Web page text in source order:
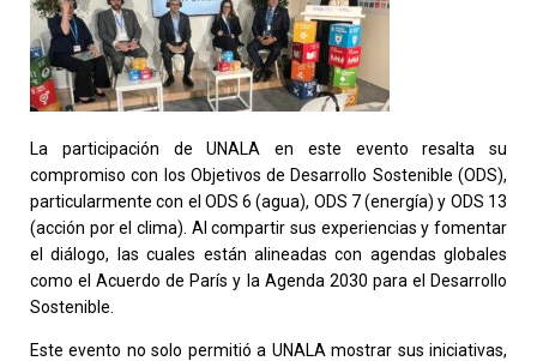
La participación de UNALA en este evento resalta su
compromiso con los Objetivos de Desarrollo Sostenible (ODS),
particularmente con el ODS 6 (agua), ODS 7 (energía) y ODS 13
(acción por el clima). Al compartir sus experiencias y fomentar
el diálogo, las cuales están alineadas con agendas globales
como el Acuerdo de París y la Agenda 2030 para el Desarrollo
Sostenible.
Este evento no solo permitió a UNALA mostrar sus iniciativas,